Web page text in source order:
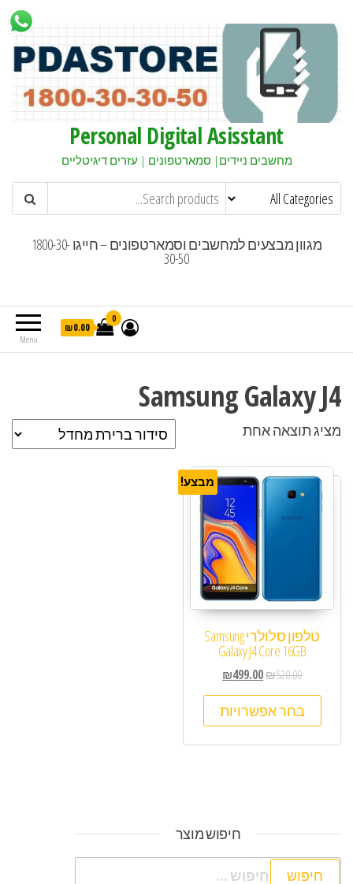
Personal Digital Asisstant
מחשבים ניידים| סמארטפונים | עזרים דיגיטליים
מגוון מבצעים למחשבים וסמארטפונים – חייגו 1800-30-
30-50
Menu
0
₪0.00
Samsung Galaxy J4
מציג תוצאה אחת
מבצע!
טלפון סלולרי Samsung
Galaxy J4 Core 16GB
₪520.00
₪499.00
בחר אפשרויות
חיפוש מוצר
חיפוש: